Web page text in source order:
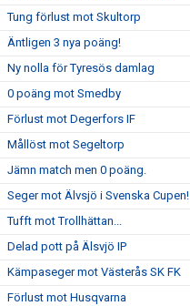
Tung förlust mot Skultorp
Äntligen 3 nya poäng!
Ny nolla för Tyresös damlag
0 poäng mot Smedby
Förlust mot Degerfors IF
Mållöst mot Segeltorp
Jämn match men 0 poäng.
Seger mot Älvsjö i Svenska Cupen!
Tufft mot Trollhättan...
Delad pott på Älsvjö IP
Kämpaseger mot Västerås SK FK
Förlust mot Husqvarna